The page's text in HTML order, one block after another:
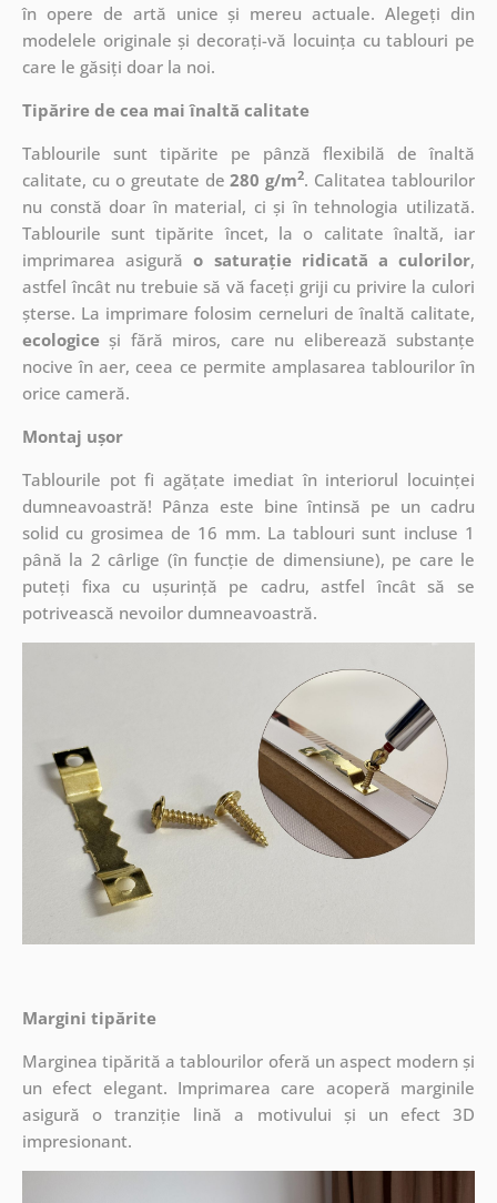
în opere de artă unice și mereu actuale. Alegeți din
modelele originale și decorați-vă locuința cu tablouri pe
care le găsiți doar la noi.
Tipărire de cea mai înaltă calitate
Tablourile sunt tipărite pe pânză flexibilă de înaltă
calitate, cu o greutate de280 g/m2. Calitatea tablourilor
nu constă doar în material, ci și în tehnologia utilizată.
Tablourile sunt tipărite încet, la o calitate înaltă, iar
imprimarea asigurăo saturație ridicată a culorilor,
astfel încât nu trebuie să vă faceți griji cu privire la culori
șterse. La imprimare folosim cerneluri de înaltă calitate,
ecologiceși fără miros, care nu eliberează substanțe
nocive în aer, ceea ce permite amplasarea tablourilor în
orice cameră.
Montaj ușor
Tablourile pot fi agățate imediat în interiorul locuinței
dumneavoastră! Pânza este bine întinsă pe un cadru
solid cu grosimea de 16 mm. La tablouri sunt incluse 1
până la 2 cârlige (în funcție de dimensiune), pe care le
puteți fixa cu ușurință pe cadru, astfel încât să se
potrivească nevoilor dumneavoastră.
Margini tipărite
Marginea tipărită a tablourilor oferă un aspect modern și
un efect elegant. Imprimarea care acoperă marginile
asigură o tranziție lină a motivului și un efect 3D
impresionant.